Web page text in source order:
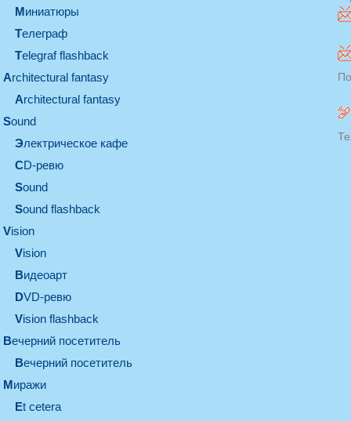
миниатюры
телеграф
Telegraf flashback
architectural fantasy
architectural fantasy
sound
электрическое кафе
CD-ревю
sound
Sound flashback
vision
vision
видеоарт
DVD-ревю
Vision flashback
вечерний посетитель
вечерний посетитель
миражи
et cetera